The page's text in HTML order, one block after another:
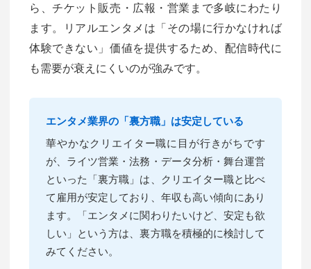
ら、チケット販売・広報・営業まで多岐にわたり
ます。リアルエンタメは「その場に行かなければ
体験できない」価値を提供するため、配信時代に
も需要が衰えにくいのが強みです。
エンタメ業界の「裏方職」は安定している
華やかなクリエイター職に目が行きがちです
が、ライツ営業・法務・データ分析・舞台運営
といった「裏方職」は、クリエイター職と比べ
て雇用が安定しており、年収も高い傾向にあり
ます。「エンタメに関わりたいけど、安定も欲
しい」という方は、裏方職を積極的に検討して
みてください。